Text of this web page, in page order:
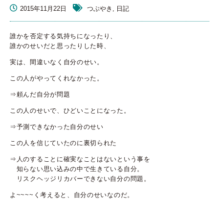
2015年11月22日 つぶやき, 日記
誰かを否定する気持ちになったり、
誰かのせいだと思ったりした時、
実は、間違いなく自分のせい。
この人がやってくれなかった。
⇒頼んだ自分が問題
この人のせいで、ひどいことになった。
⇒予測できなかった自分のせい
この人を信じていたのに裏切られた
⇒人のすることに確実なことはないという事を
知らない思い込みの中で生きている自分。
リスクヘッジリカバーできない自分の問題。
よ~~~~く考えると、自分のせいなのだ。